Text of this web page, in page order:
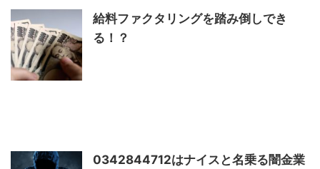
給料ファクタリングを踏み倒しでき
る！？
0342844712はナイスと名乗る闇金業